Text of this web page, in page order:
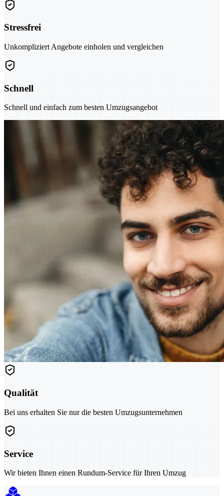
Stressfrei
Unkompliziert Angebote einholen und vergleichen
Schnell
Schnell und einfach zum besten Umzugsangebot
Qualität
Bei uns erhalten Sie nur die besten Umzugsunternehmen
Service
Wir bieten Ihnen einen Rundum-Service für Ihren Umzug